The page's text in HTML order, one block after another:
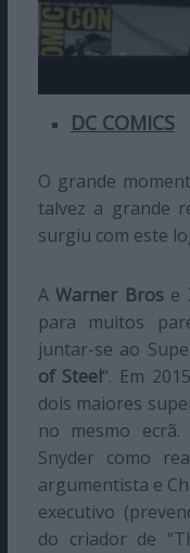
DC COMICS
O grande
talvez a grande
surgiu com este
AWarner Bros e
para muitos
juntar-se ao
of Steel“. Em
dois maiores
no mesmo
Snyder como
argumentista e
executivo
do criador de